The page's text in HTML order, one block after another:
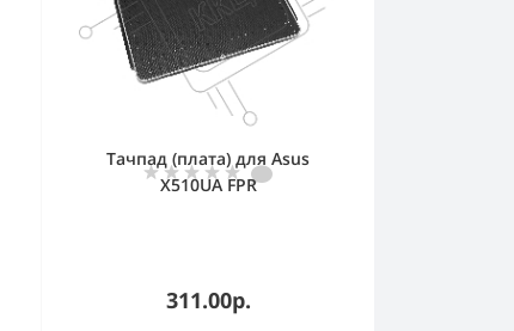
Тачпад (плата) для Asus
X510UA FPR
311.00р.